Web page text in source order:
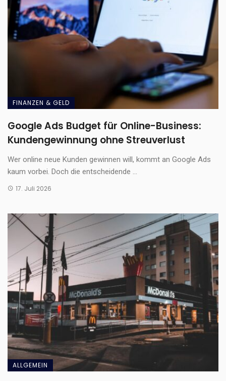
FINANZEN & GELD
Google Ads Budget für Online-Business:
Kundengewinnung ohne Streuverlust
Wer online neue Kunden gewinnen will, kommt an Google Ads
kaum vorbei. Doch die entscheidende ...
17. Juli 2026
ALLGEMEIN